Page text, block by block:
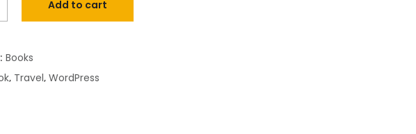
Add to cart
Books
, Travel, WordPress